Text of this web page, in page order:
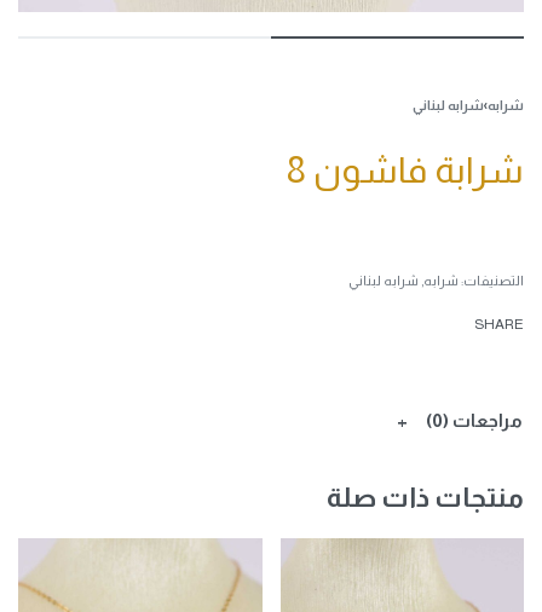
شرابه›شرابه لبناني
شرابة فاشون 8
التصنيفات: شرابه شرابه لبناني
SHARE
مراجعات (0)
منتجات ذات صلة